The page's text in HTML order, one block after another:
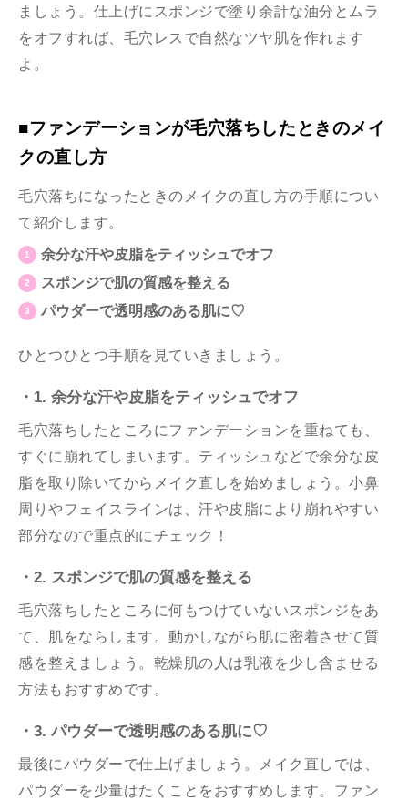
ましょう。仕上げにスポンジで塗り余計な油分とムラ
をオフすれば、毛穴レスで自然なツヤ肌を作れます
よ。
■ファンデーションが毛穴落ちしたときのメイ
クの直し方
毛穴落ちになったときのメイクの直し方の手順につい
て紹介します。
余分な汗や皮脂をティッシュでオフ
スポンジで肌の質感を整える
パウダーで透明感のある肌に♡
ひとつひとつ手順を見ていきましょう。
・1. 余分な汗や皮脂をティッシュでオフ
毛穴落ちしたところにファンデーションを重ねても、
すぐに崩れてしまいます。ティッシュなどで余分な皮
脂を取り除いてからメイク直しを始めましょう。小鼻
周りやフェイスラインは、汗や皮脂により崩れやすい
部分なので重点的にチェック！
・2. スポンジで肌の質感を整える
毛穴落ちしたところに何もつけていないスポンジをあ
て、肌をならします。動かしながら肌に密着させて質
感を整えましょう。乾燥肌の人は乳液を少し含ませる
方法もおすすめです。
・3. パウダーで透明感のある肌に♡
最後にパウダーで仕上げましょう。メイク直しでは、
パウダーを少量はたくことをおすすめします。ファン